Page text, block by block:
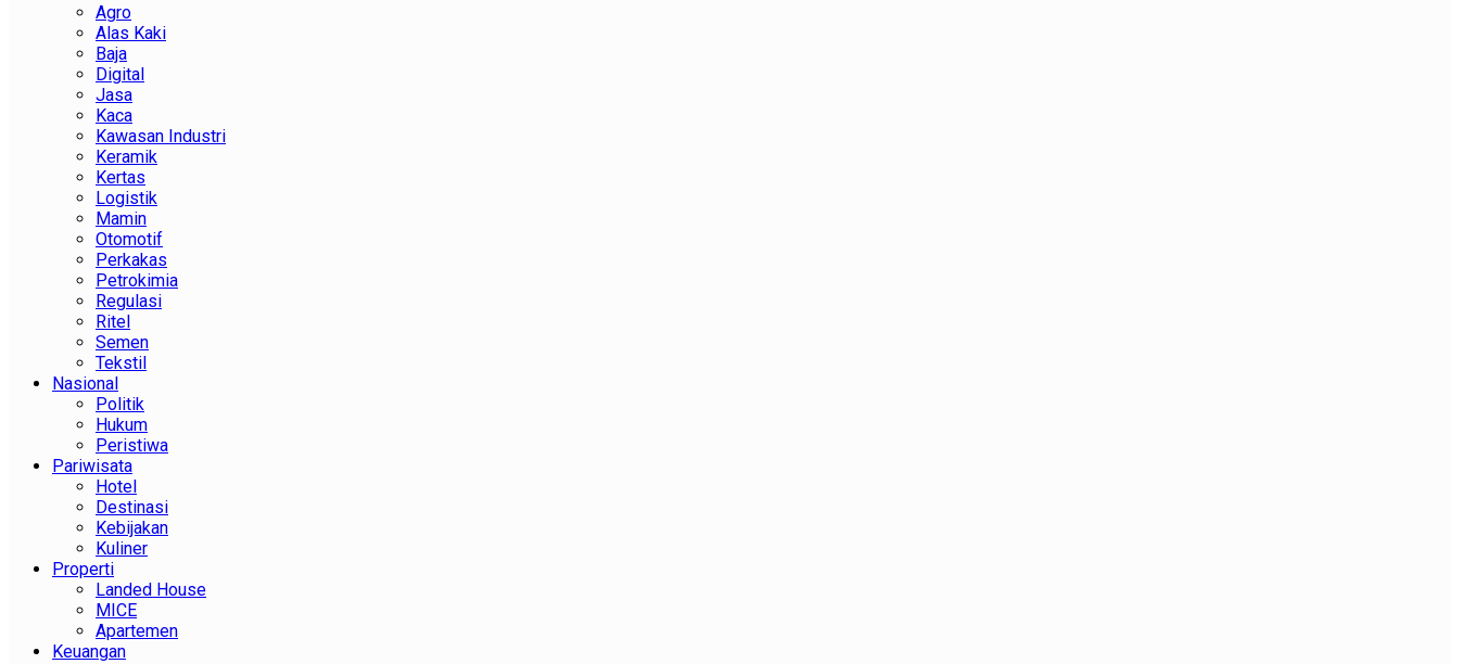
Agro
Alas Kaki
Baja
Digital
Jasa
Kaca
Kawasan Industri
Keramik
Kertas
Logistik
Mamin
Otomotif
Perkakas
Petrokimia
Regulasi
Ritel
Semen
Tekstil
Nasional
Politik
Hukum
Peristiwa
Pariwisata
Hotel
Destinasi
Kebijakan
Kuliner
Properti
Landed House
MICE
Apartemen
Keuangan